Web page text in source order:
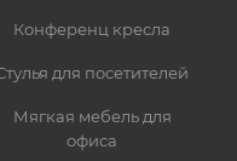
Конференц кресла
для посетителей
Мягкая мебель для
офиса